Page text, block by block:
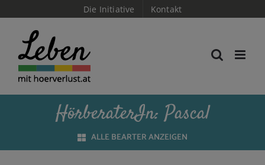
content
Die Initiative Kontakt
HörberaterIn: Pascal
ALLE BEARTER ANZEIGEN